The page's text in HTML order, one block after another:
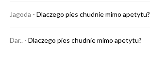
Jagoda - Dlaczego pies chudnie mimo apetytu?
Dar.. - Dlaczego pies chudnie mimo apetytu?